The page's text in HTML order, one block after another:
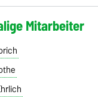
Mitarbeiter